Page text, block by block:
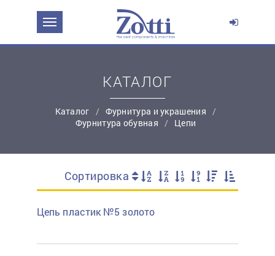
простую регистрацию
КАТАЛОГ
Каталог
Фурнитура и украшения
Фурнитура обувная
Цепи
Сортировка
Цепь пластик №5 золото
Перейти в корзину Продолжить покупки